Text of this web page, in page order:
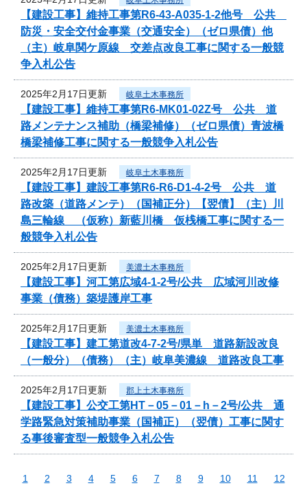
【建設工事】維持工事第R6-43-A035-1-2他号 公共
防災・安全交付金事業（交通安全）（ゼロ県債）他
（主）岐阜関ケ原線 交差点改良工事に関する一般競
争入札公告
2025年2月17日更新 岐阜土木事務所
【建設工事】維持工事第R6-MK01-02Z号 公共 道
路メンテナンス補助（橋梁補修）（ゼロ県債）青波橋
橋梁補修工事に関する一般競争入札公告
2025年2月17日更新 岐阜土木事務所
【建設工事】建設工事第R6-R6-D1-4-2号 公共 道
路改築（道路メンテ）（国補正分）【翌債】（主）川
島三輪線 （仮称）新藍川橋 仮桟橋工事に関する一
般競争入札公告
2025年2月17日更新 美濃土木事務所
【建設工事】河工第広域4-1-2号/公共 広域河川改修
事業（債務）築堤護岸工事
2025年2月17日更新 美濃土木事務所
【建設工事】建工第道改4-7-2号/県単 道路新設改良
（一般分）（債務）（主）岐阜美濃線 道路改良工事
2025年2月17日更新 郡上土木事務所
【建設工事】公交工第HT－05－01－h－2号/公共 通
学路緊急対策補助事業（国補正）（翌債）工事に関す
る事後審査型一般競争入札公告
1 2 3 4 5 6 7 8 9 10 11
12